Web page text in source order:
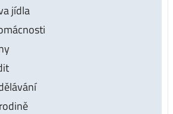
jídla